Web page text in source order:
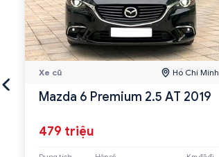
Xe cũ Hồ Chí Minh
Mazda 6 Premium 2.5 AT 2019
479 triệu